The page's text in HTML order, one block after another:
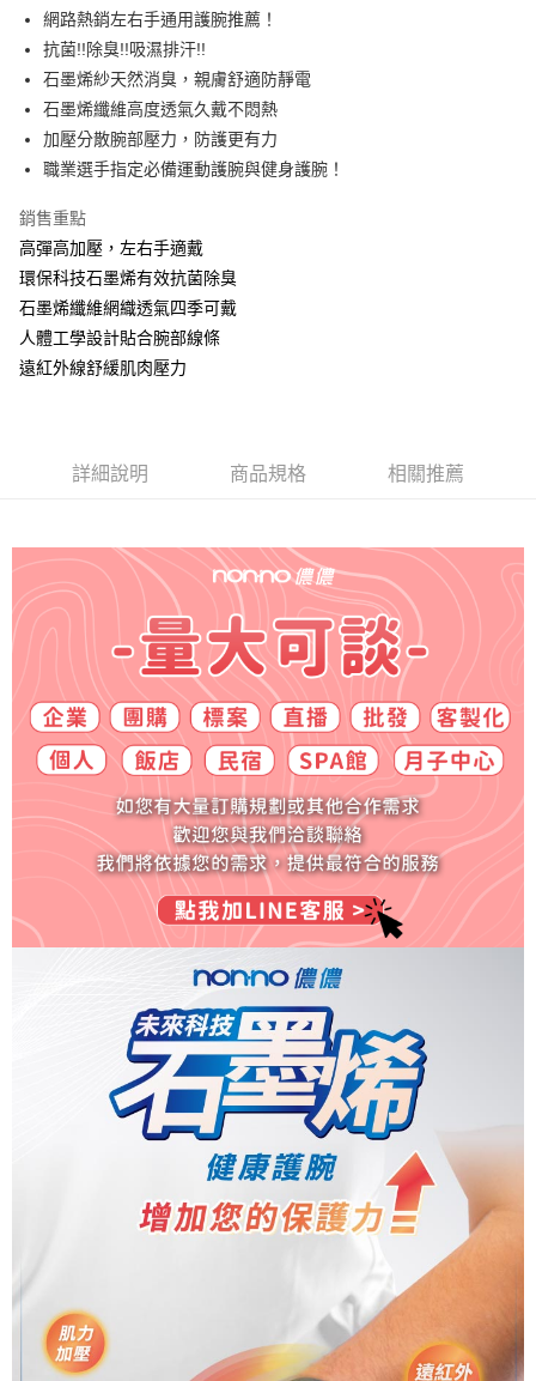
Apple Pay
街口支付
悠遊付
運送方式
每筆NT$90，滿NT$999(含以上)免運費
7-11取貨付款
每筆NT$90，滿NT$999(含以上)免運費
網路熱銷左右手通用護腕推薦！
抗菌!!除臭!!吸濕排汗!!
石墨烯紗天然消臭，親膚舒適防靜電
石墨烯纖維高度透氣久戴不悶熱
加壓分散腕部壓力，防護更有力
職業選手指定必備運動護腕與健身護腕！
銷售重點
高彈高加壓，左右手適戴
環保科技石墨烯有效抗菌除臭
石墨烯纖維網織透氣四季可戴
人體工學設計貼合腕部線條
遠紅外線舒緩肌肉壓力
詳細說明 商品規格 相關推薦